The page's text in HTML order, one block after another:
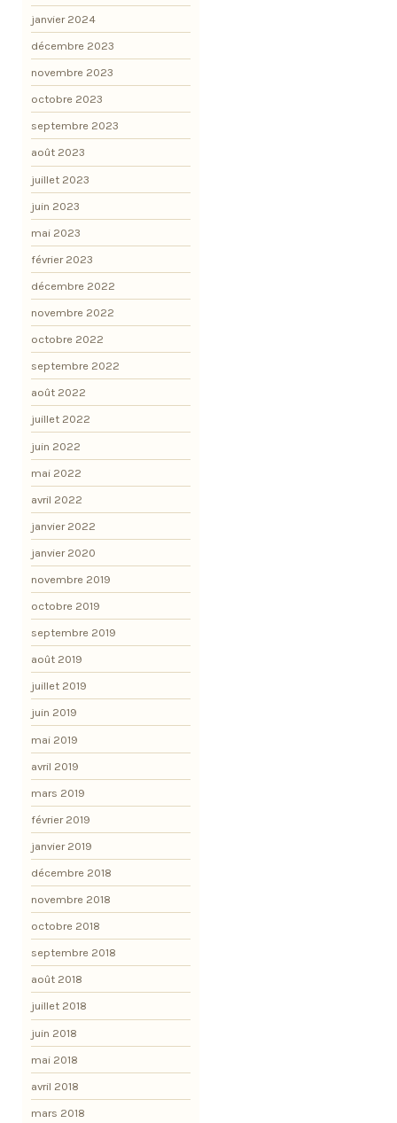
janvier 2024
décembre 2023
novembre 2023
octobre 2023
septembre 2023
août 2023
juillet 2023
juin 2023
mai 2023
février 2023
décembre 2022
novembre 2022
octobre 2022
septembre 2022
août 2022
juillet 2022
juin 2022
mai 2022
avril 2022
janvier 2022
janvier 2020
novembre 2019
octobre 2019
septembre 2019
août 2019
juillet 2019
juin 2019
mai 2019
avril 2019
mars 2019
février 2019
janvier 2019
décembre 2018
novembre 2018
octobre 2018
septembre 2018
août 2018
juillet 2018
juin 2018
mai 2018
avril 2018
mars 2018